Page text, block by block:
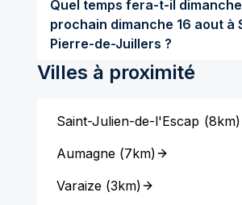
Quel temps fera-t-il dimanche
prochain dimanche 16 aout à Saint-
Pierre-de-Juillers ?
Villes à proximité
Saint-Julien-de-l'Escap (8km)
Aumagne(7km)
Varaize(3km)